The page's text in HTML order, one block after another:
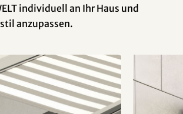
individuell an Ihr Haus und
anzupassen.